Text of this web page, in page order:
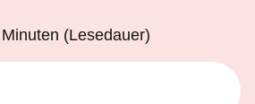
Minuten (Lesedauer)